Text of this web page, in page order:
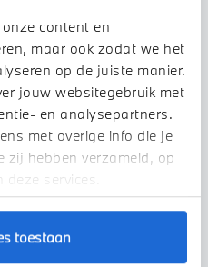
content en
maar ook zodat we het
op de juiste manier.
jouw websitegebruik met
en analysepartners.
met overige info die je
zij hebben verzameld, op
services.
toestaan